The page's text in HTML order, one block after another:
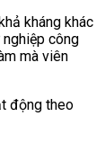
kháng khác
công
mà viên
động theo